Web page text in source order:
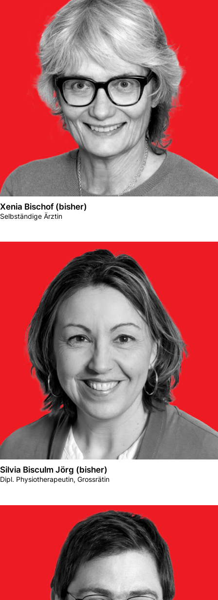
Xenia Bischof (bisher)
Selbständige Ärztin
Silvia Bisculm Jörg (bisher)
Dipl. Physiotherapeutin, Grossrätin